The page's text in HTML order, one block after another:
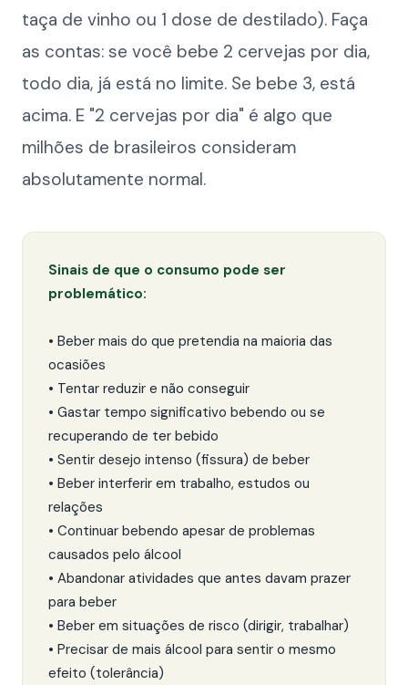
taça de vinho ou 1 dose de destilado). Faça
as contas: se você bebe 2 cervejas por dia,
todo dia, já está no limite. Se bebe 3, está
acima. E "2 cervejas por dia" é algo que
milhões de brasileiros consideram
absolutamente normal.
Sinais de que o consumo pode ser
problemático:
• Beber mais do que pretendia na maioria das
ocasiões
• Tentar reduzir e não conseguir
• Gastar tempo significativo bebendo ou se
recuperando de ter bebido
• Sentir desejo intenso (fissura) de beber
• Beber interferir em trabalho, estudos ou
relações
• Continuar bebendo apesar de problemas
causados pelo álcool
• Abandonar atividades que antes davam prazer
para beber
• Beber em situações de risco (dirigir, trabalhar)
• Precisar de mais álcool para sentir o mesmo
efeito (tolerância)